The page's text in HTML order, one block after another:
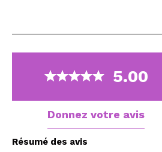
5.00
Donnez votre avis
Résumé des avis